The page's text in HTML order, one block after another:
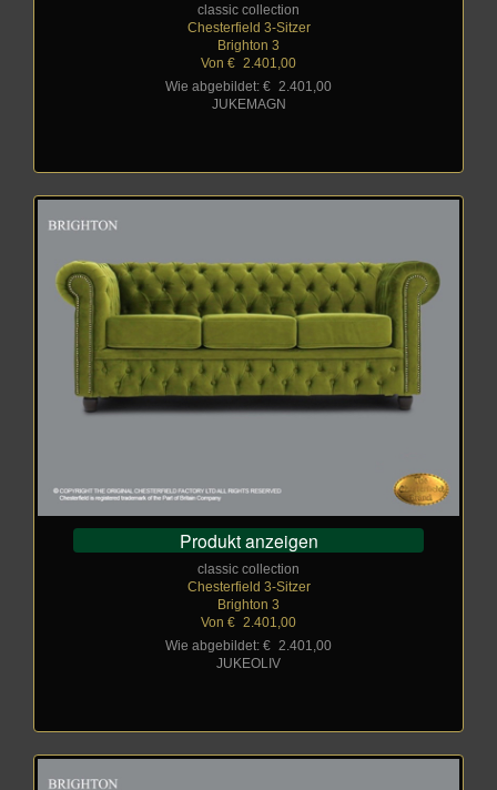
classic collection
Chesterfield 3-Sitzer
Brighton 3
Von € 2.401,00
Wie abgebildet: €
2.401,00
JUKEMAGN
Produkt anzeigen
classic collection
Chesterfield 3-Sitzer
Brighton 3
Von € 2.401,00
Wie abgebildet: €
2.401,00
JUKEOLIV